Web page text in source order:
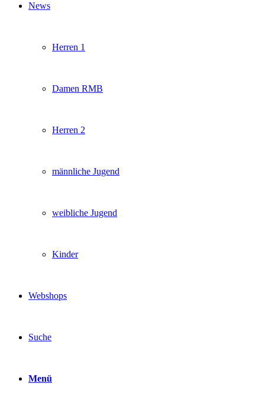
News
Herren 1
Damen RMB
Herren 2
männliche Jugend
weibliche Jugend
Kinder
Webshops
Suche
Menü